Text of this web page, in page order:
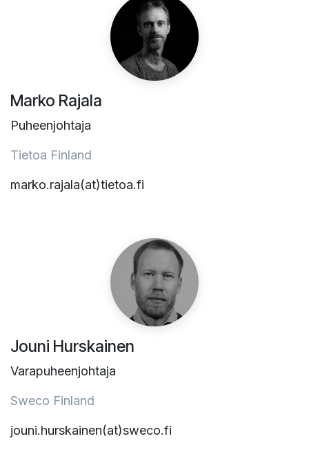
Marko Rajala
Puheenjohtaja
Tietoa Finland
marko.rajala(at)tietoa.fi
Jouni Hurskainen
Varapuheenjohtaja
Sweco Finland
jouni.hurskainen(at)sweco.fi